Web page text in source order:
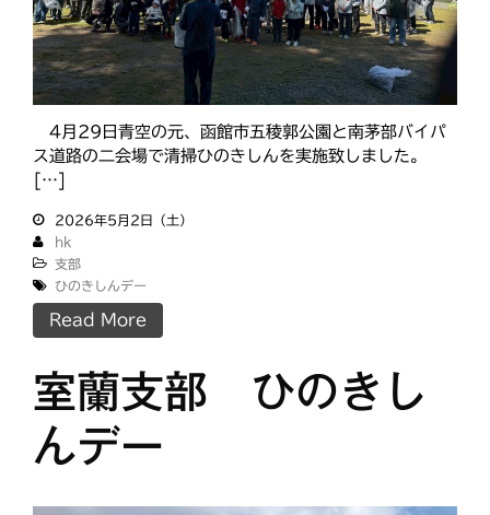
最近の投稿
教区報623号 2026年8月号
2026年8月 教区長あいさつ
教区合唱団 コーラスフェステ
4月29日青空の元、函館市五稜郭公園と南茅部バイパ
ス道路の二会場で清掃ひのきしんを実施致しました。
[…]
2026年5月2日（土）
hk
支部
ひのきしんデー
Read More
室蘭支部 ひのきし
んデー